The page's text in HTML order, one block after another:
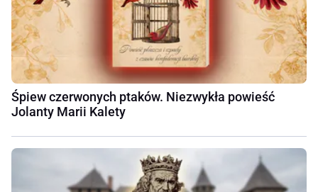
Śpiew czerwonych ptaków. Niezwykła powieść
Jolanty Marii Kalety